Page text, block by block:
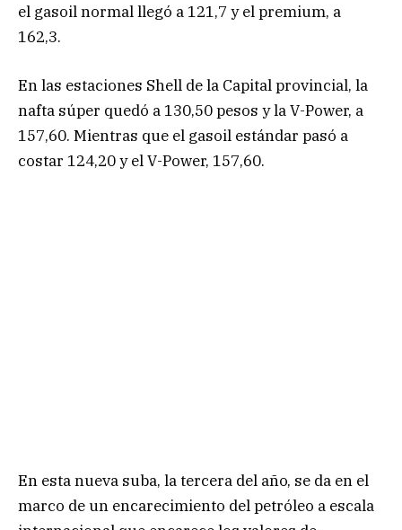
el gasoil normal llegó a 121,7 y el premium, a
162,3.
En las estaciones Shell de la Capital provincial, la
nafta súper quedó a 130,50 pesos y la V-Power, a
157,60. Mientras que el gasoil estándar pasó a
costar 124,20 y el V-Power, 157,60.
En esta nueva suba, la tercera del año, se da en el
marco de un encarecimiento del petróleo a escala